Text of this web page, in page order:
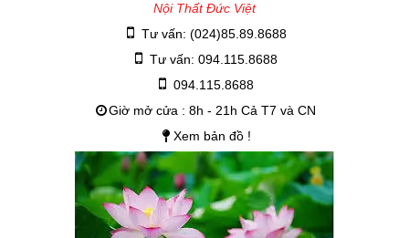
Nội Thất Đức Việt
Tư vấn: (024)85.89.8688
Tư vấn: 094.115.8688
094.115.8688
Giờ mở cửa : 8h - 21h Cả T7 và CN
Xem bản đồ !